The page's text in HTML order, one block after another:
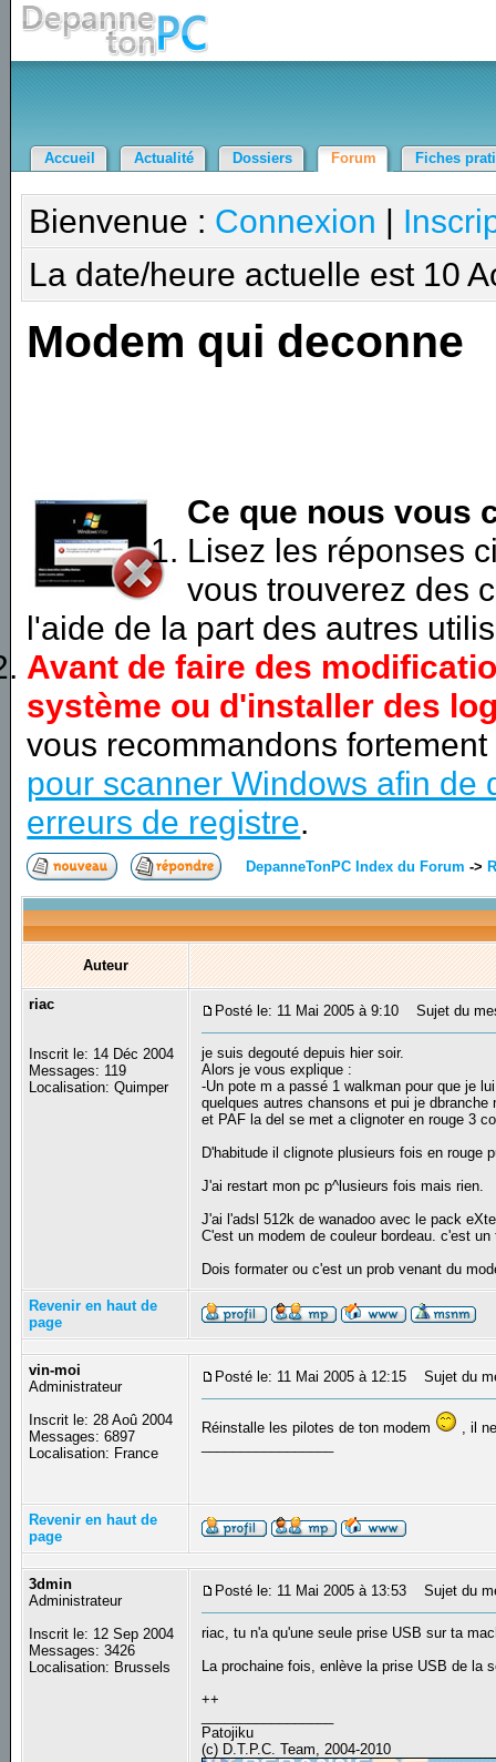
Accueil Actualité Dossiers Forum Fiches
Bienvenue : Connexion |
La date/heure actuelle est 10
Modem qui deconne
Ce que nous vous
Lisez les réponses
vous trouverez des
l'aide de la part des autres
Avant de faire des
système ou d'installer des
vous recommandons
pour scanner Windows afin de
erreurs de registre.
DepanneTonPC Index du Forum ->
Auteur
riac
Inscrit le: 14 Déc 2004
Messages: 119
Localisation: Quimper
Posté le: 11 Mai 2005 à 9:10 Sujet du
je suis degouté depuis hier soir.
Alors je vous explique :
-Un pote m a passé 1 walkman pour que je
quelques autres chansons et pui je
et PAF la del se met a clignoter en rouge 3
D'habitude il clignote plusieurs fois en rouge
J'ai restart mon pc p^lusieurs fois mais rien.
J'ai l'adsl 512k de wanadoo avec le pack
C'est un modem de couleur bordeau. c'est
Dois formater ou c'est un prob venant du
Revenir en haut de
page
vin-moi
Administrateur
Inscrit le: 28 Aoû 2004
Messages: 6897
Localisation: France
Posté le: 11 Mai 2005 à 12:15 Sujet du
Réinstalle les pilotes de ton modem
, il
Revenir en haut de
page
3dmin
Administrateur
Inscrit le: 12 Sep 2004
Messages: 3426
Localisation: Brussels
Posté le: 11 Mai 2005 à 13:53 Sujet du
riac, tu n'a qu'une seule prise USB sur ta
La prochaine fois, enlève la prise USB de
++
Patojiku
(c) D.T.P.C. Team, 2004-2010